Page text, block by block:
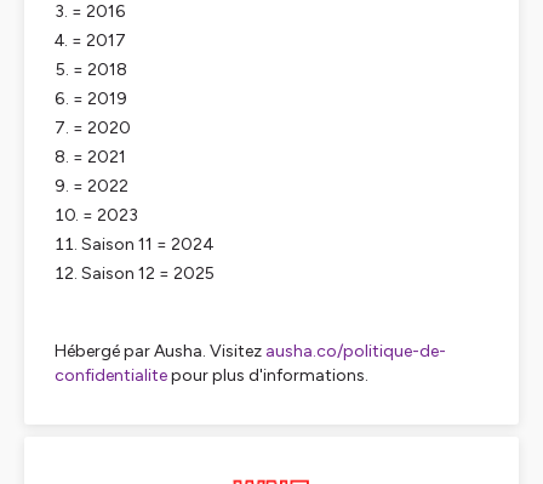
= 2016
= 2017
= 2018
= 2019
= 2020
= 2021
= 2022
= 2023
Saison 11 = 2024
Saison 12 = 2025
Hébergé par Ausha. Visitez ausha.co/politique-de-
confidentialitepour plus d'informations.